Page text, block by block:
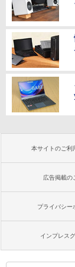
本サイトのご利
広告掲載の
プライバシー
インプレス